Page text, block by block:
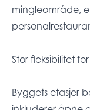
mingleområde,
Stor fleksibilitet
Byggets etasjer